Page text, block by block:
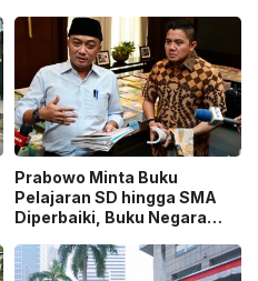
Prabowo Minta Buku
Pelajaran SD hingga SMA
Diperbaiki, Buku Negara